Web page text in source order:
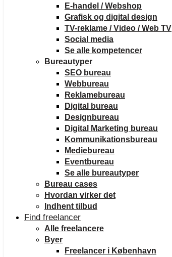
E-handel / Webshop
Grafisk og digital design
TV-reklame / Video / Web TV
Social media
Se alle kompetencer
Bureautyper
SEO bureau
Webbureau
Reklamebureau
Digital bureau
Designbureau
Digital Marketing bureau
Kommunikationsbureau
Mediebureau
Eventbureau
Se alle bureautyper
Bureau cases
Hvordan virker det
Indhent tilbud
Find freelancer
Alle freelancere
Byer
Freelancer i København